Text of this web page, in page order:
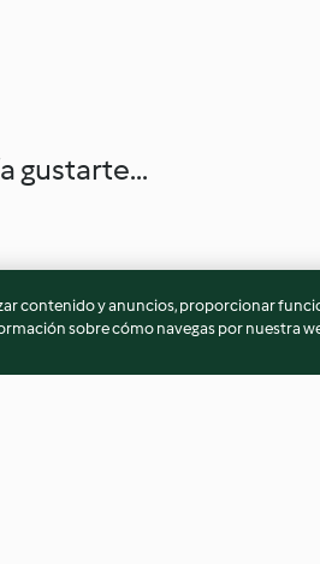
gustarte...
contenido y anuncios, proporcionar
sobre cómo navegas por nuestra